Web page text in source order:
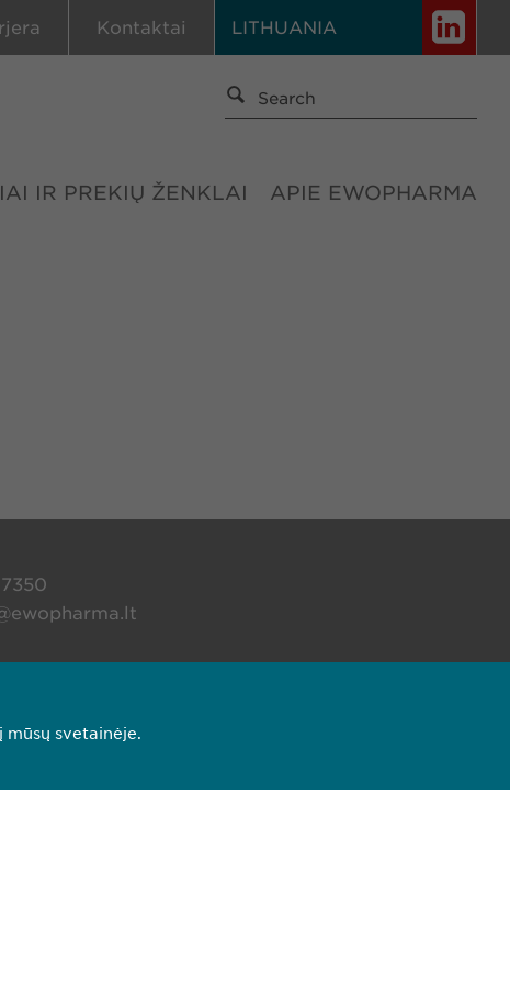
LITHUANIA
Kontaktai
IR PREKIŲ ŽENKLAI APIE EWOPHARMA
ewopharma.lt
Autorinė teisė © Ewopharma AG
svetainėje.